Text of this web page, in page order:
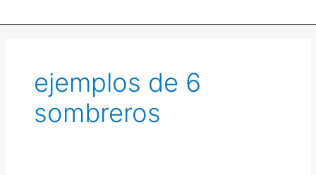
ejemplos de 6
sombreros